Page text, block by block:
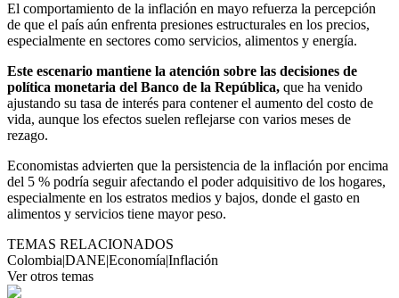
El comportamiento de la inflación en mayo refuerza la percepción
de que el país aún enfrenta presiones estructurales en los precios,
especialmente en sectores como servicios, alimentos y energía.
Este escenario mantiene la atención sobre las decisiones de
política monetaria del Banco de la República, que ha venido
ajustando su tasa de interés para contener el aumento del costo de
vida, aunque los efectos suelen reflejarse con varios meses de
rezago.
Economistas advierten que la persistencia de la inflación por encima
del 5 % podría seguir afectando el poder adquisitivo de los hogares,
especialmente en los estratos medios y bajos, donde el gasto en
alimentos y servicios tiene mayor peso.
TEMAS RELACIONADOS
Colombia|DANE|Economía|Inflación
Ver otros temas